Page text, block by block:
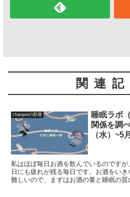
関連記
chanpoiの部屋
睡眠ラボ
関係を調
（水）~5
私はほぼ毎日お酒を飲んでいるのです
日にも疲れが残る毎日です。お酒をい
難しいので、まずはお酒の量と睡眠の